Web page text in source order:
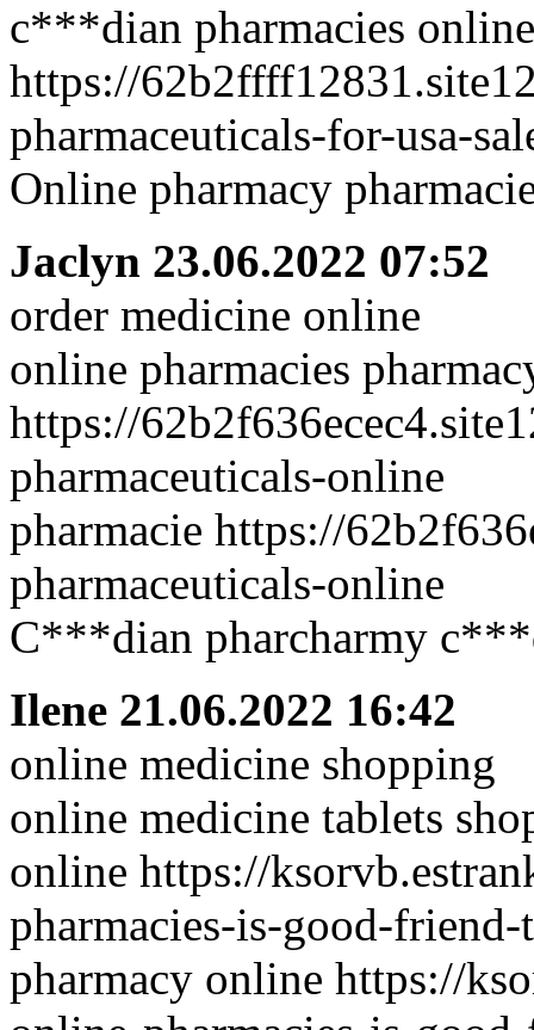
c***dian pharmacies online
https://
pharmaceuticals-for-usa-
Online pharmacy
Jaclyn 23.06.2022 07:52
order medicine online
online pharmacies
https://
pharmaceuticals-online
pharmacie https://
pharmaceuticals-online
C***dian pharcharmy
Ilene 21.06.2022 16:42
online medicine shopping
online medicine tablets
online https://
pharmacies-is-good-
pharmacy online https://